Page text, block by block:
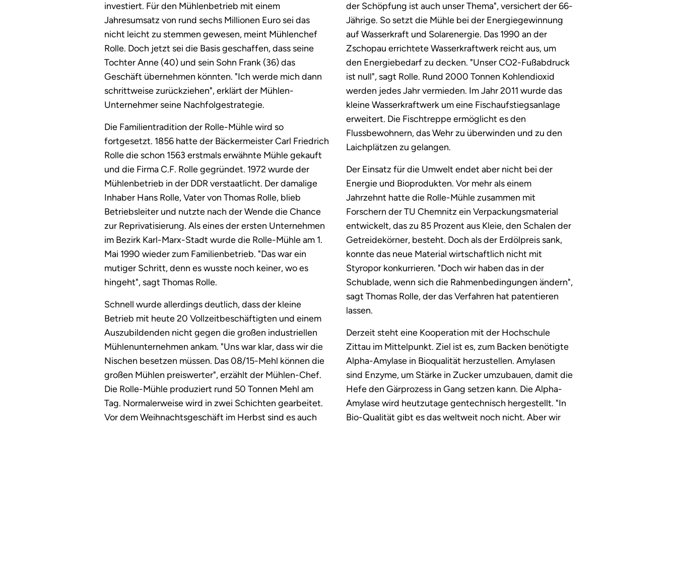
investiert. Für den Mühlenbetrieb mit einem
Jahresumsatz von rund sechs Millionen Euro sei das
nicht leicht zu stemmen gewesen, meint Mühlenchef
Rolle. Doch jetzt sei die Basis geschaffen, dass seine
Tochter Anne (40) und sein Sohn Frank (36) das
Geschäft übernehmen könnten. "Ich werde mich dann
schrittweise zurückziehen", erklärt der Mühlen-
Unternehmer seine Nachfolgestrategie.
Die Familientradition der Rolle-Mühle wird so
fortgesetzt. 1856 hatte der Bäckermeister Carl Friedrich
Rolle die schon 1563 erstmals erwähnte Mühle gekauft
und die Firma C.F. Rolle gegründet. 1972 wurde der
Mühlenbetrieb in der DDR verstaatlicht. Der damalige
Inhaber Hans Rolle, Vater von Thomas Rolle, blieb
Betriebsleiter und nutzte nach der Wende die Chance
zur Reprivatisierung. Als eines der ersten Unternehmen
im Bezirk Karl-Marx-Stadt wurde die Rolle-Mühle am 1.
Mai 1990 wieder zum Familienbetrieb. "Das war ein
mutiger Schritt, denn es wusste noch keiner, wo es
hingeht", sagt Thomas Rolle.
Schnell wurde allerdings deutlich, dass der kleine
Betrieb mit heute 20 Vollzeitbeschäftigten und einem
Auszubildenden nicht gegen die großen industriellen
Mühlenunternehmen ankam. "Uns war klar, dass wir die
Nischen besetzen müssen. Das 08/15-Mehl können die
großen Mühlen preiswerter", erzählt der Mühlen-Chef.
Die Rolle-Mühle produziert rund 50 Tonnen Mehl am
Tag. Normalerweise wird in zwei Schichten gearbeitet.
Vor dem Weihnachtsgeschäft im Herbst sind es auch
der Schöpfung ist auch unser Thema", versichert der 66-
Jährige. So setzt die Mühle bei der Energiegewinnung
auf Wasserkraft und Solarenergie. Das 1990 an der
Zschopau errichtete Wasserkraftwerk reicht aus, um
den Energiebedarf zu decken. "Unser CO2-Fußabdruck
ist null", sagt Rolle. Rund 2000 Tonnen Kohlendioxid
werden jedes Jahr vermieden. Im Jahr 2011 wurde das
kleine Wasserkraftwerk um eine Fischaufstiegsanlage
erweitert. Die Fischtreppe ermöglicht es den
Flussbewohnern, das Wehr zu überwinden und zu den
Laichplätzen zu gelangen.
Der Einsatz für die Umwelt endet aber nicht bei der
Energie und Bioprodukten. Vor mehr als einem
Jahrzehnt hatte die Rolle-Mühle zusammen mit
Forschern der TU Chemnitz ein Verpackungsmaterial
entwickelt, das zu 85 Prozent aus Kleie, den Schalen der
Getreidekörner, besteht. Doch als der Erdölpreis sank,
konnte das neue Material wirtschaftlich nicht mit
Styropor konkurrieren. "Doch wir haben das in der
Schublade, wenn sich die Rahmenbedingungen ändern",
sagt Thomas Rolle, der das Verfahren hat patentieren
lassen.
Derzeit steht eine Kooperation mit der Hochschule
Zittau im Mittelpunkt. Ziel ist es, zum Backen benötigte
Alpha-Amylase in Bioqualität herzustellen. Amylasen
sind Enzyme, um Stärke in Zucker umzubauen, damit die
Hefe den Gärprozess in Gang setzen kann. Die Alpha-
Amylase wird heutzutage gentechnisch hergestellt. "In
Bio-Qualität gibt es das weltweit noch nicht. Aber wir